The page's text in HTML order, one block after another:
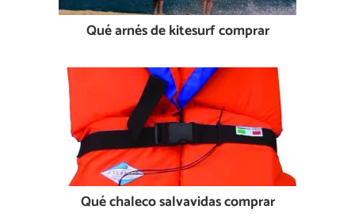
Qué arnés de kitesurf comprar
Qué chaleco salvavidas comprar